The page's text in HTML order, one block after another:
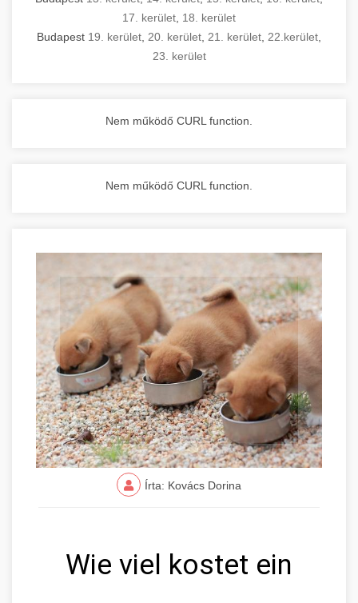
17. kerület 18. kerület
Budapest 19. kerület 20. kerület 21. kerület 22.kerület
23. kerület
Nem működő CURL function.
Nem működő CURL function.
Írta: Kovács Dorina
Wie viel kostet ein